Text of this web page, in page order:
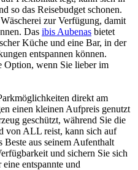
so das Reisebudget schonen.
zur Verfügung, damit
Das ibis Aubenas bietet
Küche und eine Bar, in der
entspannen können.
Option, wenn Sie lieber im
direkt am
einen kleinen Aufpreis genutzt
geschützt, während Sie die
von ALL reist, kann sich auf
Beste aus seinem Aufenthalt
und sichern Sie sich
entspannte und